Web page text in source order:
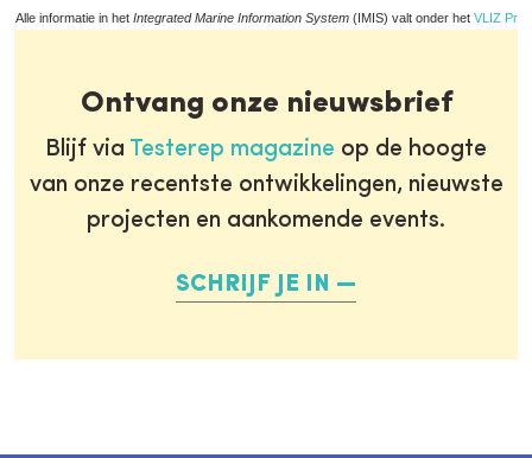
Alle informatie in het Integrated Marine Information System (IMIS) valt onder het VLIZ
Ontvang onze nieuwsbrief
Blijf via Testerep magazine op de hoogte
van onze recentste ontwikkelingen, nieuwste
projecten en aankomende events.
SCHRIJF JE IN